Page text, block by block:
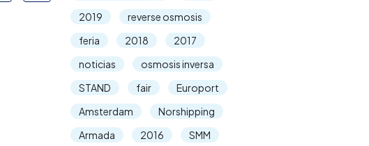
2019
reverse osmosis
feria
2018
2017
noticias
osmosis inversa
STAND
fair
Europort
Amsterdam
Norshipping
Armada
2016
SMM